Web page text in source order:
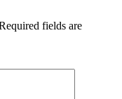
fields are